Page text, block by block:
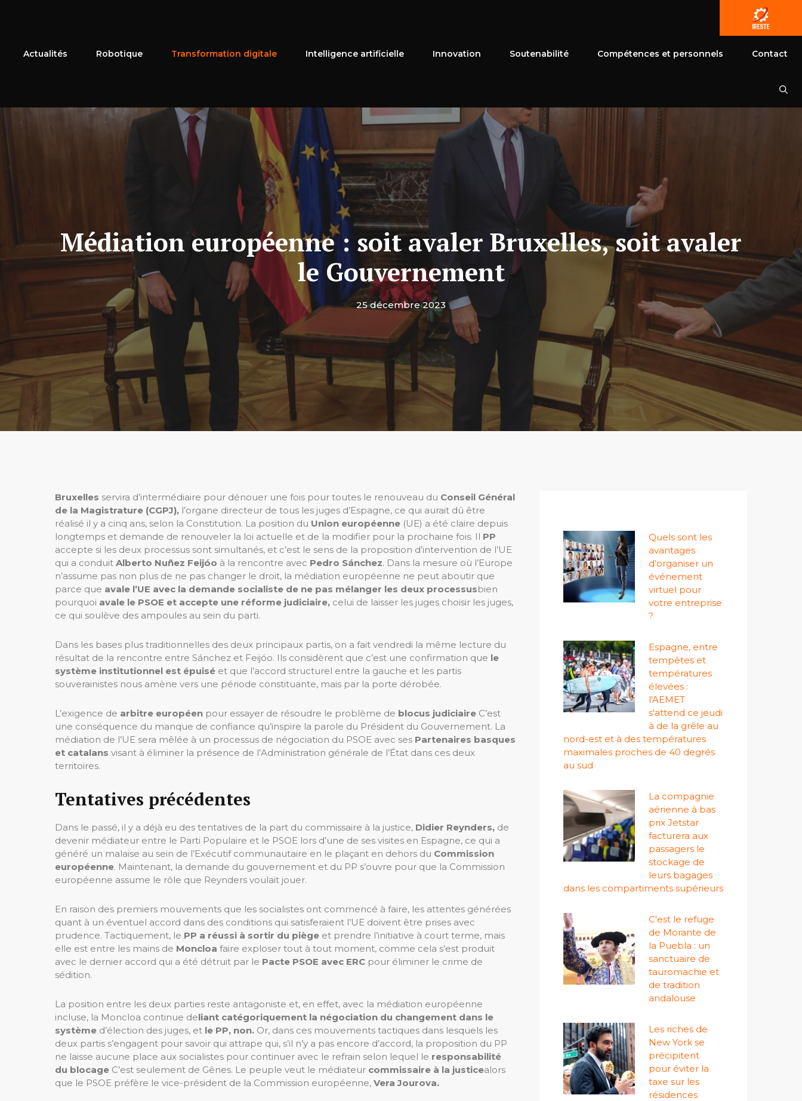
Actualités Robotique Transformation digitale Intelligence artificielle Innovation Soutenabilité Compétences et personnels Contact
Médiation européenne : soit avaler Bruxelles, soit avaler
le Gouvernement
25 décembre 2023
Bruxelles servira d’intermédiaire pour dénouer une fois pour toutes le renouveau du Conseil Général
de la Magistrature (CGPJ), l’organe directeur de tous les juges d’Espagne, ce qui aurait dû être
réalisé il y a cinq ans, selon la Constitution. La position du Union européenne (UE) a été claire depuis
longtemps et demande de renouveler la loi actuelle et de la modifier pour la prochaine fois. Il PP
accepte si les deux processus sont simultanés, et c’est le sens de la proposition d’intervention de l’UE
qui a conduit Alberto Nuñez Feijóo à la rencontre avec Pedro Sánchez. Dans la mesure où l’Europe
n’assume pas non plus de ne pas changer le droit, la médiation européenne ne peut aboutir que
parce que avale l’UE avec la demande socialiste de ne pas mélanger les deux processusbien
pourquoi avale le PSOE et accepte une réforme judiciaire, celui de laisser les juges choisir les juges,
ce qui soulève des ampoules au sein du parti.
Dans les bases plus traditionnelles des deux principaux partis, on a fait vendredi la même lecture du
résultat de la rencontre entre Sánchez et Feijóo. Ils considèrent que c’est une confirmation que le
système institutionnel est épuisé et que l’accord structurel entre la gauche et les partis
souverainistes nous amène vers une période constituante, mais par la porte dérobée.
L’exigence de arbitre européen pour essayer de résoudre le problème de blocus judiciaire C’est
une conséquence du manque de confiance qu’inspire la parole du Président du Gouvernement. La
médiation de l’UE sera mêlée à un processus de négociation du PSOE avec ses Partenaires basques
et catalans visant à éliminer la présence de l’Administration générale de l’État dans ces deux
territoires.
Tentatives précédentes
Dans le passé, il y a déjà eu des tentatives de la part du commissaire à la justice, Didier Reynders, de
devenir médiateur entre le Parti Populaire et le PSOE lors d’une de ses visites en Espagne, ce qui a
généré un malaise au sein de l’Exécutif communautaire en le plaçant en dehors du Commission
européenne. Maintenant, la demande du gouvernement et du PP s’ouvre pour que la Commission
européenne assume le rôle que Reynders voulait jouer.
En raison des premiers mouvements que les socialistes ont commencé à faire, les attentes générées
quant à un éventuel accord dans des conditions qui satisferaient l’UE doivent être prises avec
prudence. Tactiquement, le PP a réussi à sortir du piège et prendre l’initiative à court terme, mais
elle est entre les mains de Moncloa faire exploser tout à tout moment, comme cela s’est produit
avec le dernier accord qui a été détruit par le Pacte PSOE avec ERC pour éliminer le crime de
sédition.
La position entre les deux parties reste antagoniste et, en effet, avec la médiation européenne
incluse, la Moncloa continue deliant catégoriquement la négociation du changement dans le
système d’élection des juges, et le PP, non. Or, dans ces mouvements tactiques dans lesquels les
deux partis s’engagent pour savoir qui attrape qui, s’il n’y a pas encore d’accord, la proposition du PP
ne laisse aucune place aux socialistes pour continuer avec le refrain selon lequel le responsabilité
du blocage C’est seulement de Gênes. Le peuple veut le médiateur commissaire à la justicealors
que le PSOE préfère le vice-président de la Commission européenne, Vera Jourova.
Quels sont les
avantages
d’organiser un
événement
virtuel pour
votre entreprise
?
Espagne, entre
tempêtes et
températures
élevées :
l'AEMET
s'attend ce jeudi
à de la grêle au
nord-est et à des températures
maximales proches de 40 degrés
au sud
La compagnie
aérienne à bas
prix Jetstar
facturera aux
passagers le
stockage de
leurs bagages
dans les compartiments supérieurs
C'est le refuge
de Morante de
la Puebla : un
sanctuaire de
tauromachie et
de tradition
andalouse
Les riches de
New York se
précipitent
pour éviter la
taxe sur les
résidences